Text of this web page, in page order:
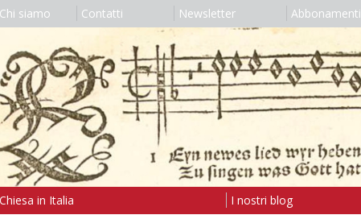
Chi siamo Contatti Newsletter Abbonamenti
Chiesa in Italia I nostri blog